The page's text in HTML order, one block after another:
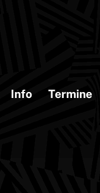
Info Termine